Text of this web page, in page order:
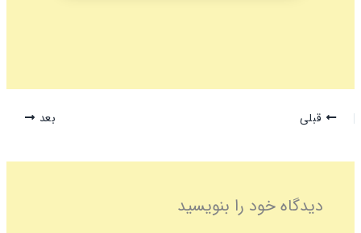
قبلی بعد
دیدگاه‌ خود را بنویسید